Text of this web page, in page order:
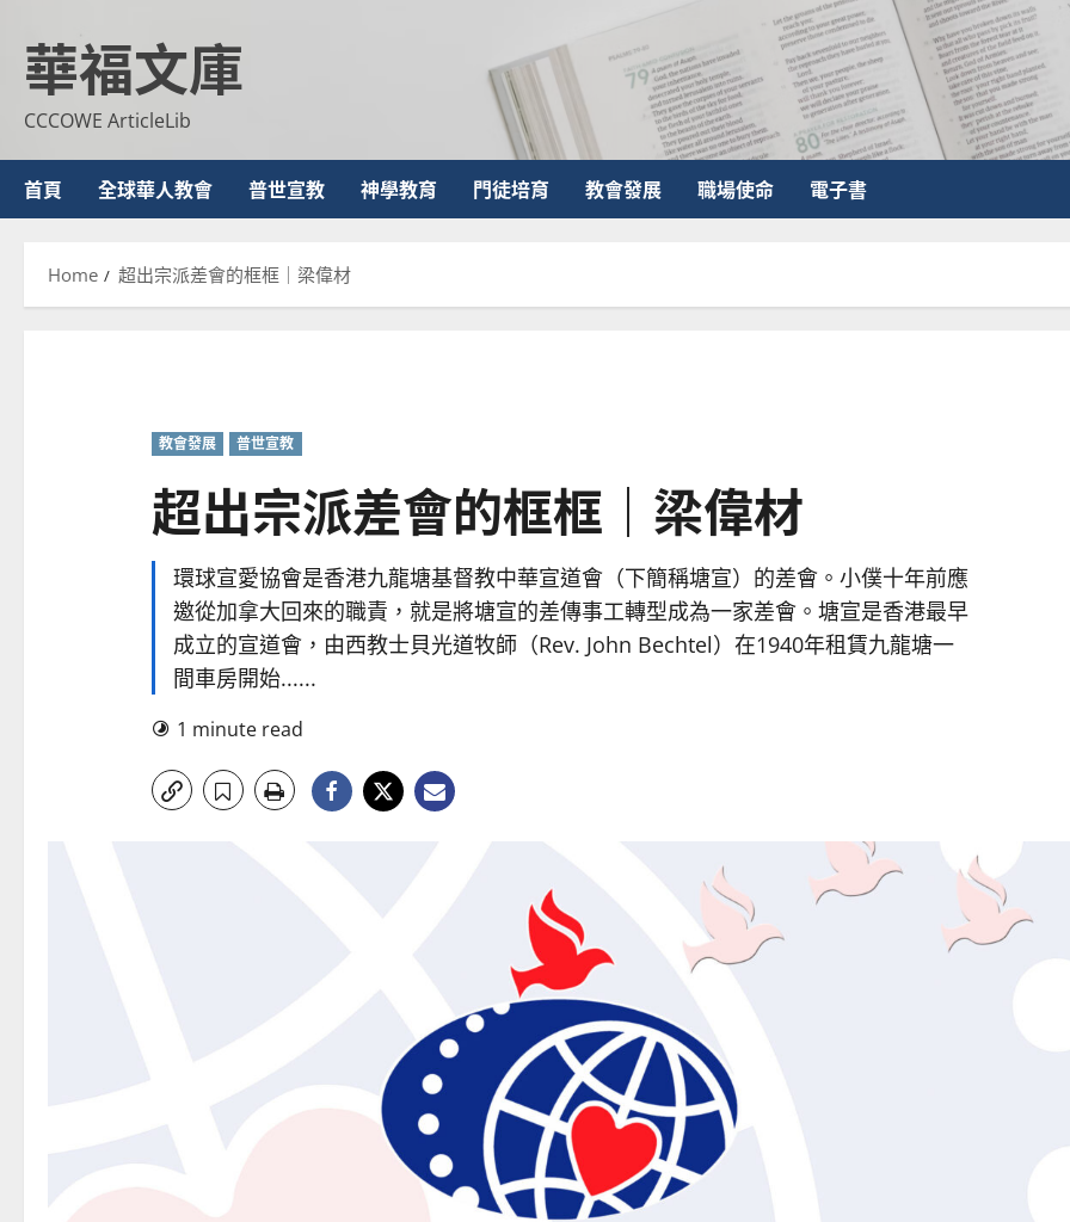
content
華福文庫
CCCOWE ArticleLib
首頁 全球華人教會 普世宣教 神學教育 門徒培育 教會發展 職場使命 電子書
Home 超出宗派差會的框框｜梁偉材
教會發展 普世宣教
超出宗派差會的框框｜梁偉材
環球宣愛協會是香港九龍塘基督教中華宣道會（下簡稱塘宣）的差會。小僕十年前應
邀從加拿大回來的職責，就是將塘宣的差傳事工轉型成為一家差會。塘宣是香港最早
成立的宣道會，由西教士貝光道牧師（Rev. John Bechtel）在1940年租賃九龍塘一
間車房開始......
1 minute read